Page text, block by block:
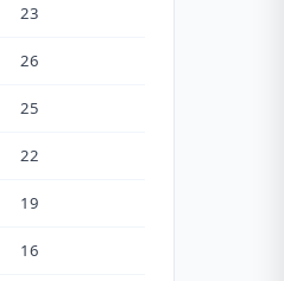
23
26
25
22
19
16